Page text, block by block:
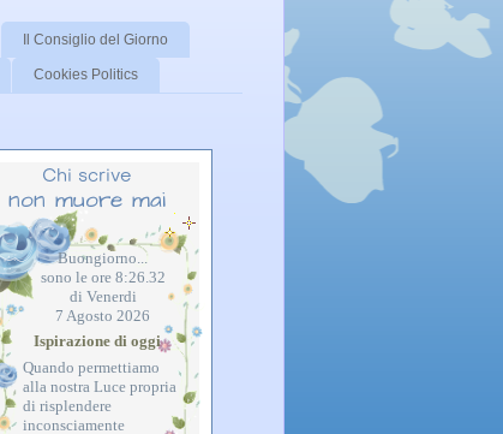
Il Consiglio del Giorno
Cookies Politics